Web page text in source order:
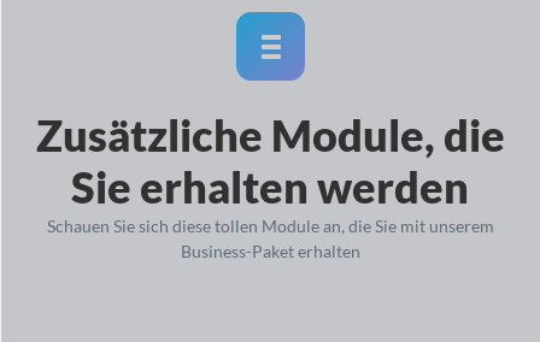
Zusätzliche Module, die
Sie erhalten werden
Schauen Sie sich diese tollen Module an, die Sie mit unserem
Business-Paket erhalten